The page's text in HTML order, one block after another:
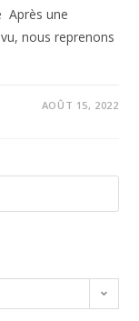
Après une
nous reprenons
AOÛT 15, 2022